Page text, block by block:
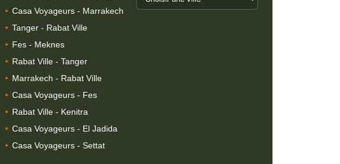
Casa Voyageurs - Marrakech
Tanger - Rabat Ville
Fes - Meknes
Rabat Ville - Tanger
Marrakech - Rabat Ville
Casa Voyageurs - Fes
Rabat Ville - Kenitra
Casa Voyageurs - El Jadida
Casa Voyageurs - Settat